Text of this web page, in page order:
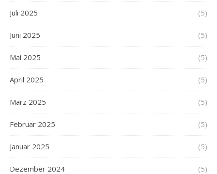
Juli 2025 (5)
Juni 2025 (5)
Mai 2025 (5)
April 2025 (5)
März 2025 (5)
Februar 2025 (5)
Januar 2025 (5)
Dezember 2024 (5)